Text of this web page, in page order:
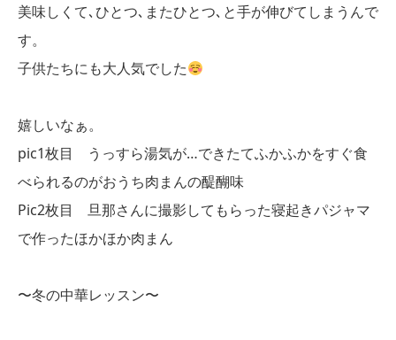
美味しくて､ひとつ､またひとつ､と手が伸びてしまうんで
す。
子供たちにも大人気でした
嬉しいなぁ。
pic1枚目 うっすら湯気が…できたてふかふかをすぐ食
べられるのがおうち肉まんの醍醐味
Pic2枚目 旦那さんに撮影してもらった寝起きパジャマ
で作ったほかほか肉まん
〜冬の中華レッスン〜